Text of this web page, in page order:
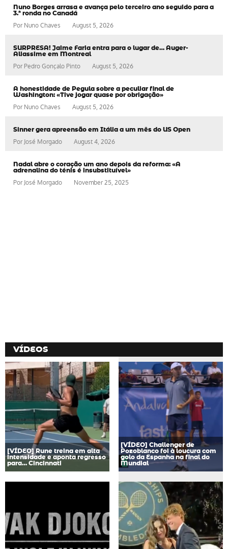
Nuno Borges arrasa e avança pelo terceiro ano seguido para a
3.ª ronda no Canadá
PorNuno Chaves August 5, 2026
SURPRESA! Jaime Faria entra para o lugar de… Auger-
Aliassime em Montreal
Por Pedro Gonçalo Pinto August 5, 2026
A honestidade de Pegula sobre a peculiar final de
Washington: «Tive jogar quase por obrigação»
PorNuno Chaves August 5, 2026
Sinner gera apreensão em Itália a um mês do US Open
Por José Morgado August 4, 2026
Nadal abre o coração um ano depois da reforma: «A
adrenalina do ténis é insubstituível»
PorJosé Morgado November 25, 2025
VÍDEOS
[VÍDEO] Rune treina em alta
intensidade e aponta regresso
para… Cincinnati
[VÍDEO] Challenger de
Pozoblanco foi à loucura com
golo da Espanha na final do
Mundial